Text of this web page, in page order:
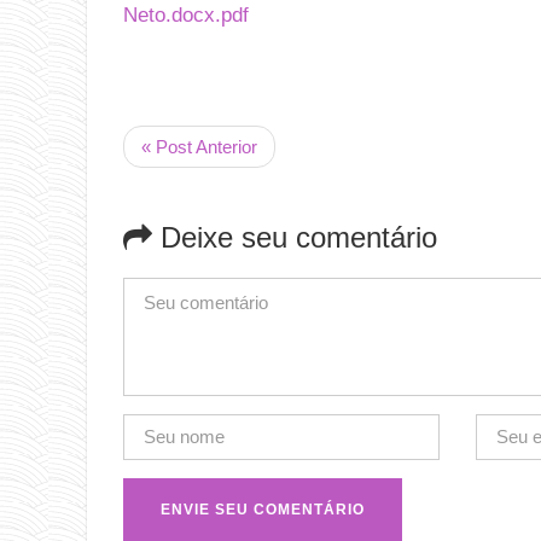
Neto.docx.pdf
« Post Anterior
Deixe seu comentário